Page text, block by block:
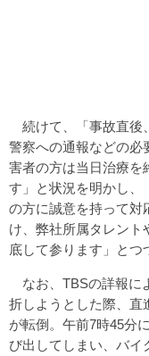
続けて、「事故直後
警察への通報などの必
害者の方は当日治療を
す」と状況を明かし、
の方に誠意を持って対
け、弊社所属タレント
底して参ります」とつ
なお、TBSの詳報に
折しようとした際、直
が転倒。午前7時45分
び出してしまい、バイ